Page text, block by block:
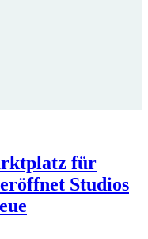
für
Studios